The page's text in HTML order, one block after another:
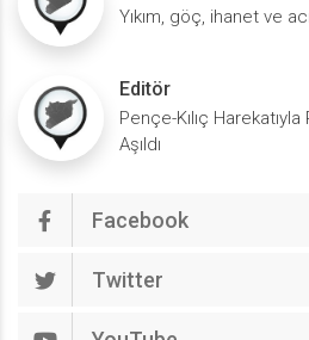
Yıkım, göç, ihanet ve
Editör
Pençe-Kılıç
Aşıldı
Facebook
Twitter